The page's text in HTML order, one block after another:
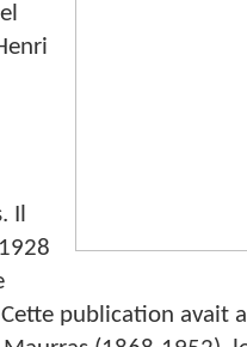
Cette publication